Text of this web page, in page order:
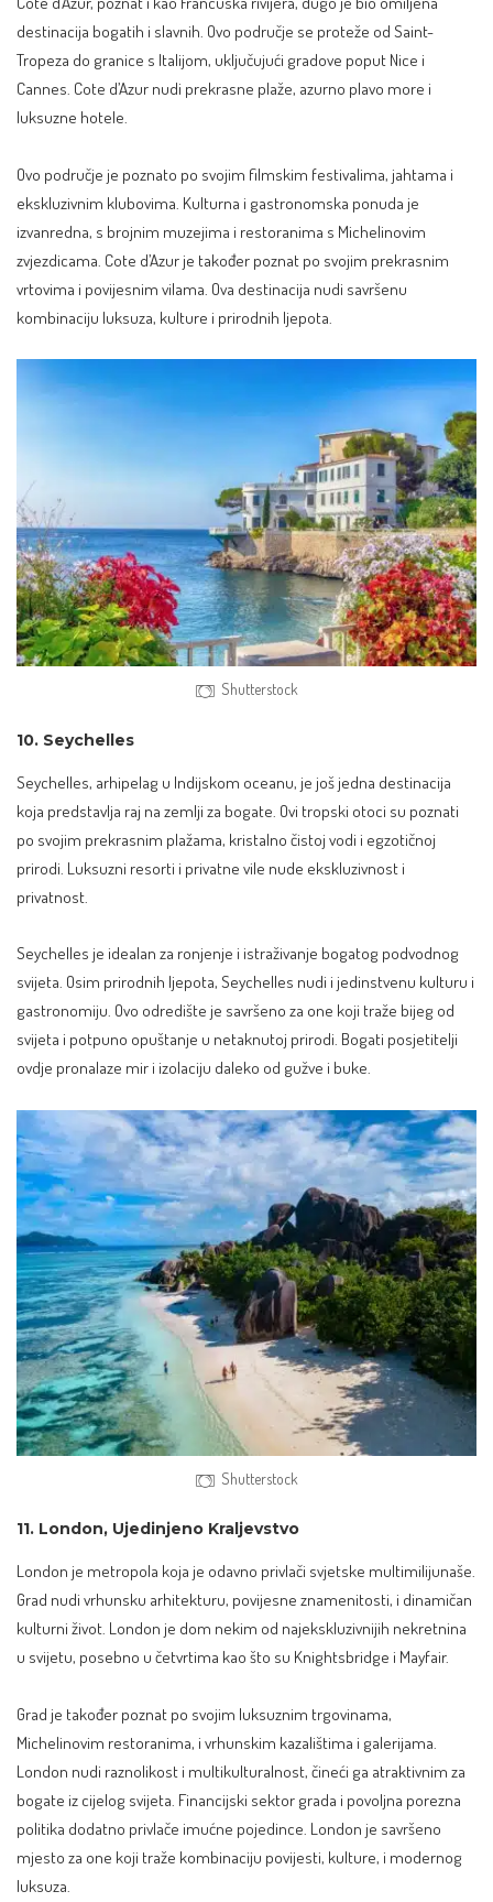
destinacija bogatih i slavnih. Ovo područje se proteže od Saint-
Tropeza do granice s Italijom, uključujući gradove poput Nice i
Cannes. Cote d’Azur nudi prekrasne plaže, azurno plavo more i
luksuzne hotele.
Ovo područje je poznato po svojim filmskim festivalima, jahtama i
ekskluzivnim klubovima. Kulturna i gastronomska ponuda je
izvanredna, s brojnim muzejima i restoranima s Michelinovim
zvjezdicama. Cote d’Azur je također poznat po svojim prekrasnim
vrtovima i povijesnim vilama. Ova destinacija nudi savršenu
kombinaciju luksuza, kulture i prirodnih ljepota.
Shutterstock
10. Seychelles
Seychelles, arhipelag u Indijskom oceanu, je još jedna destinacija
koja predstavlja raj na zemlji za bogate. Ovi tropski otoci su poznati
po svojim prekrasnim plažama, kristalno čistoj vodi i egzotičnoj
prirodi. Luksuzni resorti i privatne vile nude ekskluzivnost i
privatnost.
Seychelles je idealan za ronjenje i istraživanje bogatog podvodnog
svijeta. Osim prirodnih ljepota, Seychelles nudi i jedinstvenu kulturu i
gastronomiju. Ovo odredište je savršeno za one koji traže bijeg od
svijeta i potpuno opuštanje u netaknutoj prirodi. Bogati posjetitelji
ovdje pronalaze mir i izolaciju daleko od gužve i buke.
Shutterstock
11. London, Ujedinjeno Kraljevstvo
London je metropola koja je odavno privlači svjetske multimilijunaše.
Grad nudi vrhunsku arhitekturu, povijesne znamenitosti, i dinamičan
kulturni život. London je dom nekim od najekskluzivnijih nekretnina
u svijetu, posebno u četvrtima kao što su Knightsbridge i Mayfair.
Grad je također poznat po svojim luksuznim trgovinama,
Michelinovim restoranima, i vrhunskim kazalištima i galerijama.
London nudi raznolikost i multikulturalnost, čineći ga atraktivnim za
bogate iz cijelog svijeta. Financijski sektor grada i povoljna porezna
politika dodatno privlače imućne pojedince. London je savršeno
mjesto za one koji traže kombinaciju povijesti, kulture, i modernog
luksuza.